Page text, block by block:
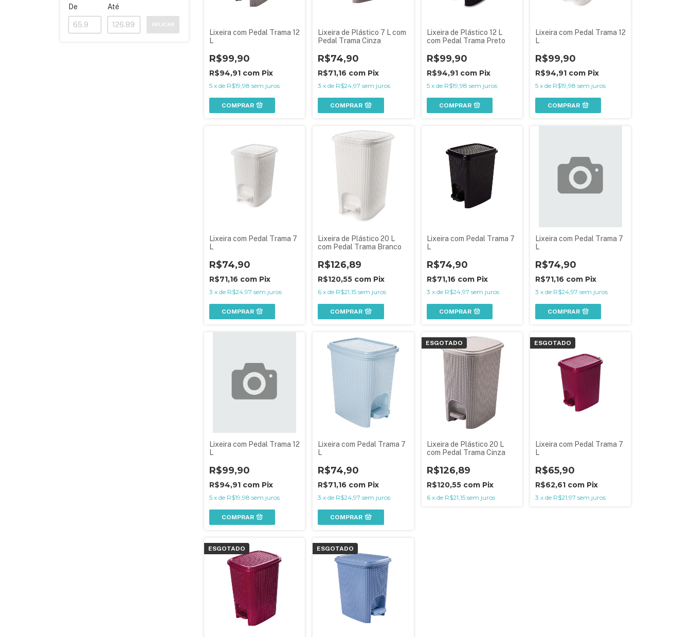
De Até
APLICAR
Lixeira com Pedal Trama 12
L
R$99,90
R$94,91 com Pix
5 x de R$19,98 sem juros
COMPRAR
Lixeira de Plástico 7 L com
Pedal Trama Cinza
R$74,90
R$71,16 com Pix
3 xde R$24,97 sem juros
COMPRAR
Lixeira de Plástico 12 L
com Pedal Trama Preto
R$99,90
R$94,91 com Pix
5 x de R$19,98 sem juros
COMPRAR
Lixeira com Pedal Trama 12
L
R$99,90
R$94,91 com Pix
5 x de R$19,98 sem juros
COMPRAR
Lixeira com Pedal Trama 7
L
R$74,90
R$71,16 com Pix
3 x de R$24,97 sem juros
COMPRAR
Lixeira de Plástico 20 L
com Pedal Trama Branco
R$126,89
R$120,55 com Pix
6 xde R$21,15 sem juros
COMPRAR
Lixeira com Pedal Trama 7
L
R$74,90
R$71,16 com Pix
3 x de R$24,97 sem juros
COMPRAR
Lixeira com Pedal Trama 7
L
R$74,90
R$71,16 com Pix
3 x de R$24,97 sem juros
COMPRAR
Lixeira com Pedal Trama 12
L
R$99,90
R$94,91 com Pix
5 x de R$19,98 sem juros
COMPRAR
Lixeira com Pedal Trama 7
L
R$74,90
R$71,16 com Pix
3 xde R$24,97 sem juros
COMPRAR
ESGOTADO
Lixeira de Plástico 20 L
com Pedal Trama Cinza
R$126,89
R$120,55 com Pix
6 x de R$21,15 sem juros
ESGOTADO
Lixeira com Pedal Trama 7
L
R$65,90
R$62,61 com Pix
3 x de R$21,97 sem juros
ESGOTADO ESGOTADO